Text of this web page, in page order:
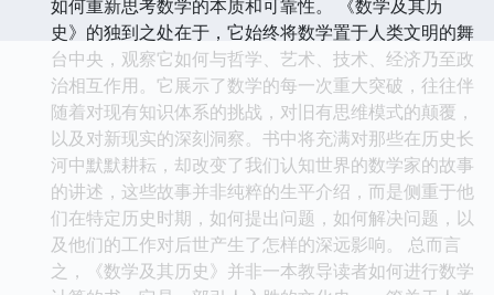
如何重新思考数学的本质和可靠性。 《数学及其历
史》的独到之处在于，它始终将数学置于人类文明的舞
台中央，观察它如何与哲学、艺术、技术、经济乃至政
治相互作用。它展示了数学的每一次重大突破，往往伴
随着对现有知识体系的挑战，对旧有思维模式的颠覆，
以及对新现实的深刻洞察。书中将充满对那些在历史长
河中默默耕耘，却改变了我们认知世界的数学家的故事
的讲述，这些故事并非纯粹的生平介绍，而是侧重于他
们在特定历史时期，如何提出问题，如何解决问题，以
及他们的工作对后世产生了怎样的深远影响。 总而言
之，《数学及其历史》并非一本教导读者如何进行数学